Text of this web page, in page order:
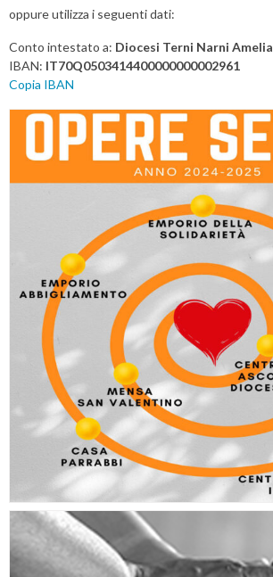
oppure utilizza i seguenti dati:
Conto intestato a: Diocesi Terni Narni Amelia
IBAN: IT70Q0503414400000000002961
Copia IBAN